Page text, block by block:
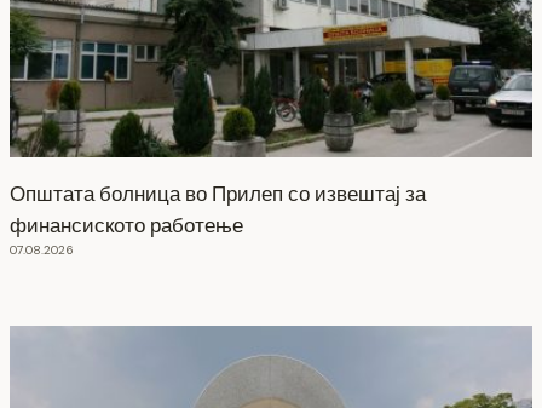
Општата болница во Прилеп со извештај за
финансиското работење
07.08.2026